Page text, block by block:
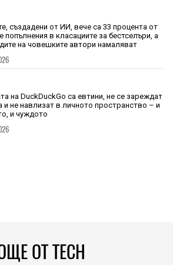
създадени от ИИ, вече са 33 процента от
попълнения в класациите за бестселъри, а
на човешките автори намаляват
на DuckDuckGo са евтини, не се зареждат
и не навлизат в личното пространство – и
и чуждото
ОТ TECH